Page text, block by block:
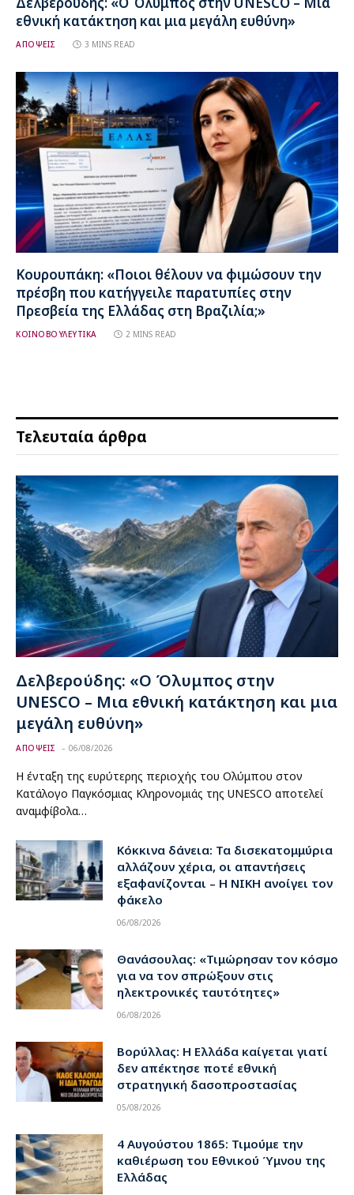
εθνική κατάκτηση και μια μεγάλη ευθύνη»
ΑΠΟΨΕΙΣ 3 MINS READ
Κουρουπάκη: «Ποιοι θέλουν να φιμώσουν την
πρέσβη που κατήγγειλε παρατυπίες στην
Πρεσβεία της Ελλάδας στη Βραζιλία;»
ΚΟΙΝΟΒΟΥΛΕΥΤΙΚΑ 2 MINS READ
Τελευταία άρθρα
Δελβερούδης: «Ο Όλυμπος στην
UNESCO – Μια εθνική κατάκτηση και μια
μεγάλη ευθύνη»
ΑΠΟΨΕΙΣ 06/08/2026
Η ένταξη της ευρύτερης περιοχής του Ολύμπου στον
Κατάλογο Παγκόσμιας Κληρονομιάς της UNESCO αποτελεί
αναμφίβολα…
Κόκκινα δάνεια: Τα δισεκατομμύρια
αλλάζουν χέρια, οι απαντήσεις
εξαφανίζονται – Η ΝΙΚΗ ανοίγει τον
φάκελο
06/08/2026
Θανάσουλας: «Τιμώρησαν τον κόσμο
για να τον σπρώξουν στις
ηλεκτρονικές ταυτότητες»
06/08/2026
Βορύλλας: Η Ελλάδα καίγεται γιατί
δεν απέκτησε ποτέ εθνική
στρατηγική δασοπροστασίας
05/08/2026
4 Αυγούστου 1865: Τιμούμε την
καθιέρωση του Εθνικού Ύμνου της
Ελλάδας